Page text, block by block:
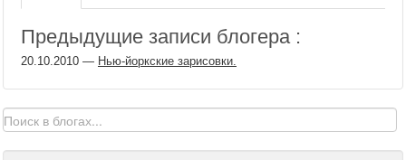
Предыдущие записи блогера :
20.10.2010 — Нью-йоркские зарисовки.